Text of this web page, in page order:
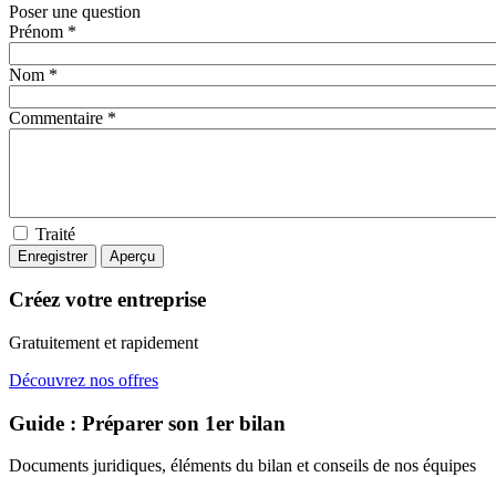
Poser une question
Prénom *
Nom *
Commentaire *
Traité
Créez votre entreprise
Gratuitement et rapidement
Découvrez nos offres
Guide : Préparer son 1er bilan
Documents juridiques, éléments du bilan et conseils de nos équipes